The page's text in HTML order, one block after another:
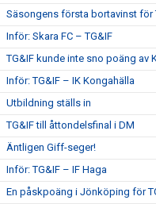
Säsongens första bortavinst för
Inför: Skara FC – TG&IF
TG&IF kunde inte sno poäng av
Inför: TG&IF – IK Kongahälla
Utbildning ställs in
TG&IF till åttondelsfinal i DM
Äntligen Giff-seger!
Inför: TG&IF – IF Haga
En påskpoäng i Jönköping för